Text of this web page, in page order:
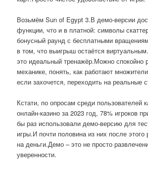
Возьмём Sun of Egypt 3.В демо-версии
функции, что и в платной: символы
бонусный раунд с бесплатными
в том, что выигрыш остаётся
это идеальный тренажёр.Можно спокойно
механике, понять, как работают
если захочется, переходить на реальные
Кстати, по опросам среди пользователей
онлайн-казино за 2023 год, 78% игроков
бы раз использовали демо-версию для
игры.И почти половина из них после
на деньги.Демо – это не просто
уверенности.